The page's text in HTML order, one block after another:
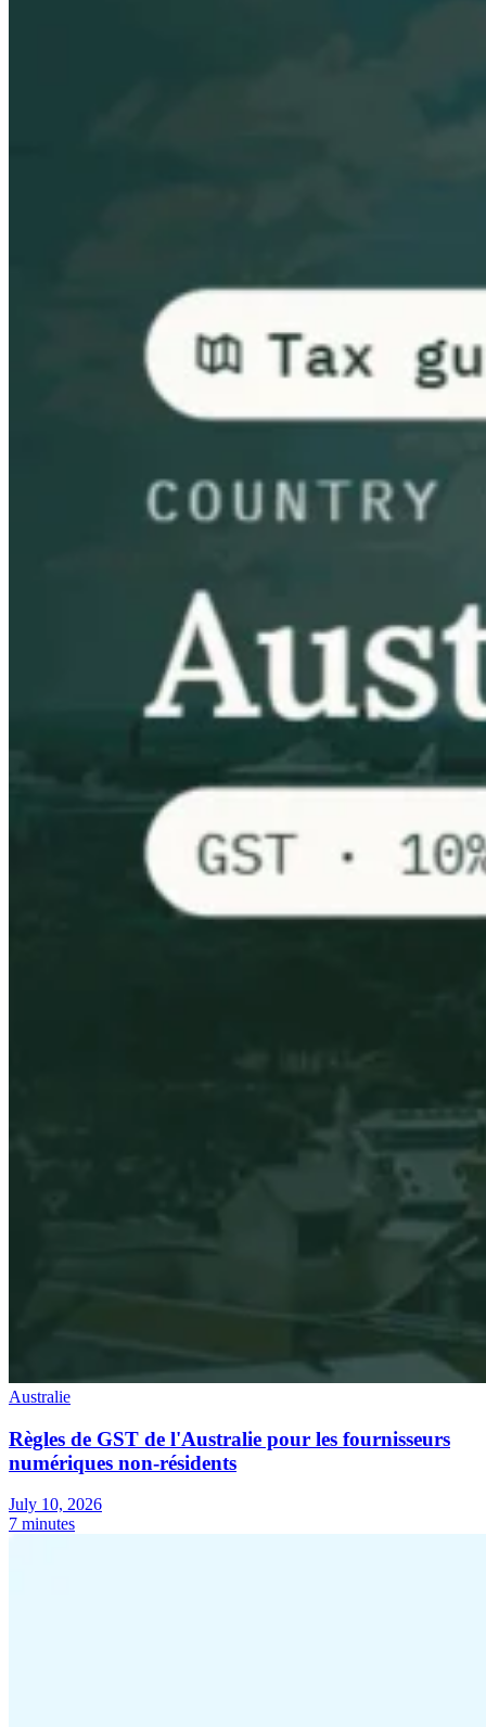
Australie
Règles de GST de l'Australie pour les fournisseurs
numériques non-résidents
July 10, 2026
7 minutes